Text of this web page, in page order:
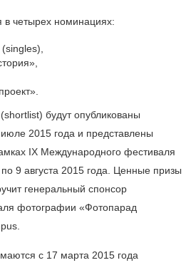
в четырех номинациях:
будут опубликованы
2015 года и представлены
IX Международного фестиваля
9 августа 2015 года. Ценные призы
генеральный спонсор
фотографии «Фотопарад
с 17 марта 2015 года